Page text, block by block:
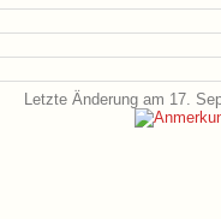
Letzte Änderung am 17.